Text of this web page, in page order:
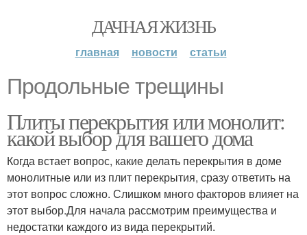
ДАЧНАЯ ЖИЗНЬ
главная новости статьи
Продольные трещины
Плиты перекрытия или монолит:
какой выбор для вашего дома
Когда встает вопрос, какие делать перекрытия в доме
монолитные или из плит перекрытия, сразу ответить на
этот вопрос сложно. Слишком много факторов влияет на
этот выбор.Для начала рассмотрим преимущества и
недостатки каждого из вида перекрытий.